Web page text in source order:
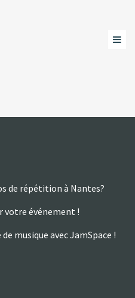
de répétition à Nantes?
votre événement !
musique avec JamSpace !